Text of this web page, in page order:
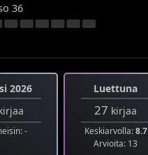
36
2026
-
Luettuna
27 kirjaa
Keskiarvolla:8.7
Arvioita: 13